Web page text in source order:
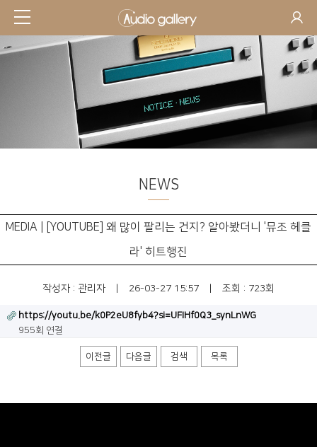
NEWS
MEDIA | [YOUTUBE] 왜 많이 팔리는 건지? 알아봤더니 '뮤조 헤클
라' 히트행진
작성자 : 관리자 26-03-27 15:57 조회 : 723회
https://youtu.be/k0P2eU8fyb4?si=UFIHf0Q3_synLnWG
955회 연결
이전글 다음글 검색 목록